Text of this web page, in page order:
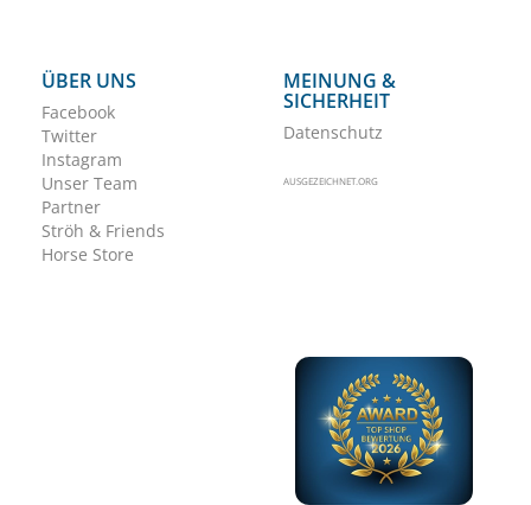
ÜBER UNS
Facebook
Twitter
Instagram
Unser Team
Partner
Ströh & Friends
Horse Store
MEINUNG &
SICHERHEIT
Datenschutz
AUSGEZEICHNET.ORG